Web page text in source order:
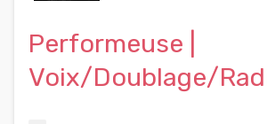
Performeuse |
Voix/Doublage/